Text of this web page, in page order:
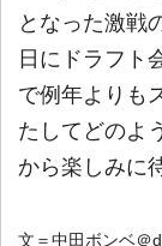
となった激戦
日にドラフト
で例年よりも
たしてどのよ
から楽しみに
文＝中田ボンベ